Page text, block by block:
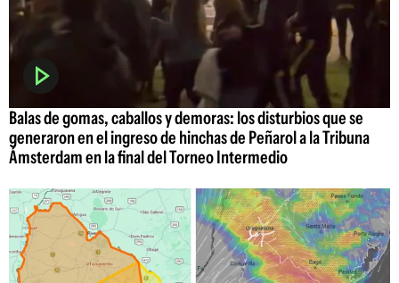
Balas de gomas, caballos y demoras: los disturbios que se
generaron en el ingreso de hinchas de Peñarol a la Tribuna
Ámsterdam en la final del Torneo Intermedio